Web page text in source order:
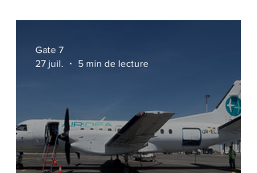
Gate 7
27 juil.
5 min de lecture